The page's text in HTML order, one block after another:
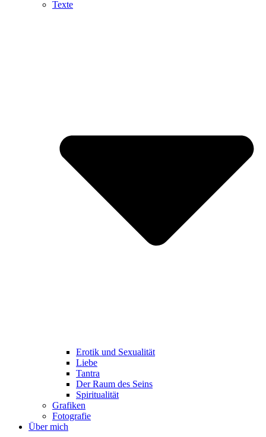
Texte
Erotik und Sexualität
Liebe
Tantra
Der Raum des Seins
Spiritualität
Grafiken
Fotografie
Über mich